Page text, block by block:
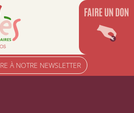
À NOTRE NEWSLETTER
FAIRE UN DON